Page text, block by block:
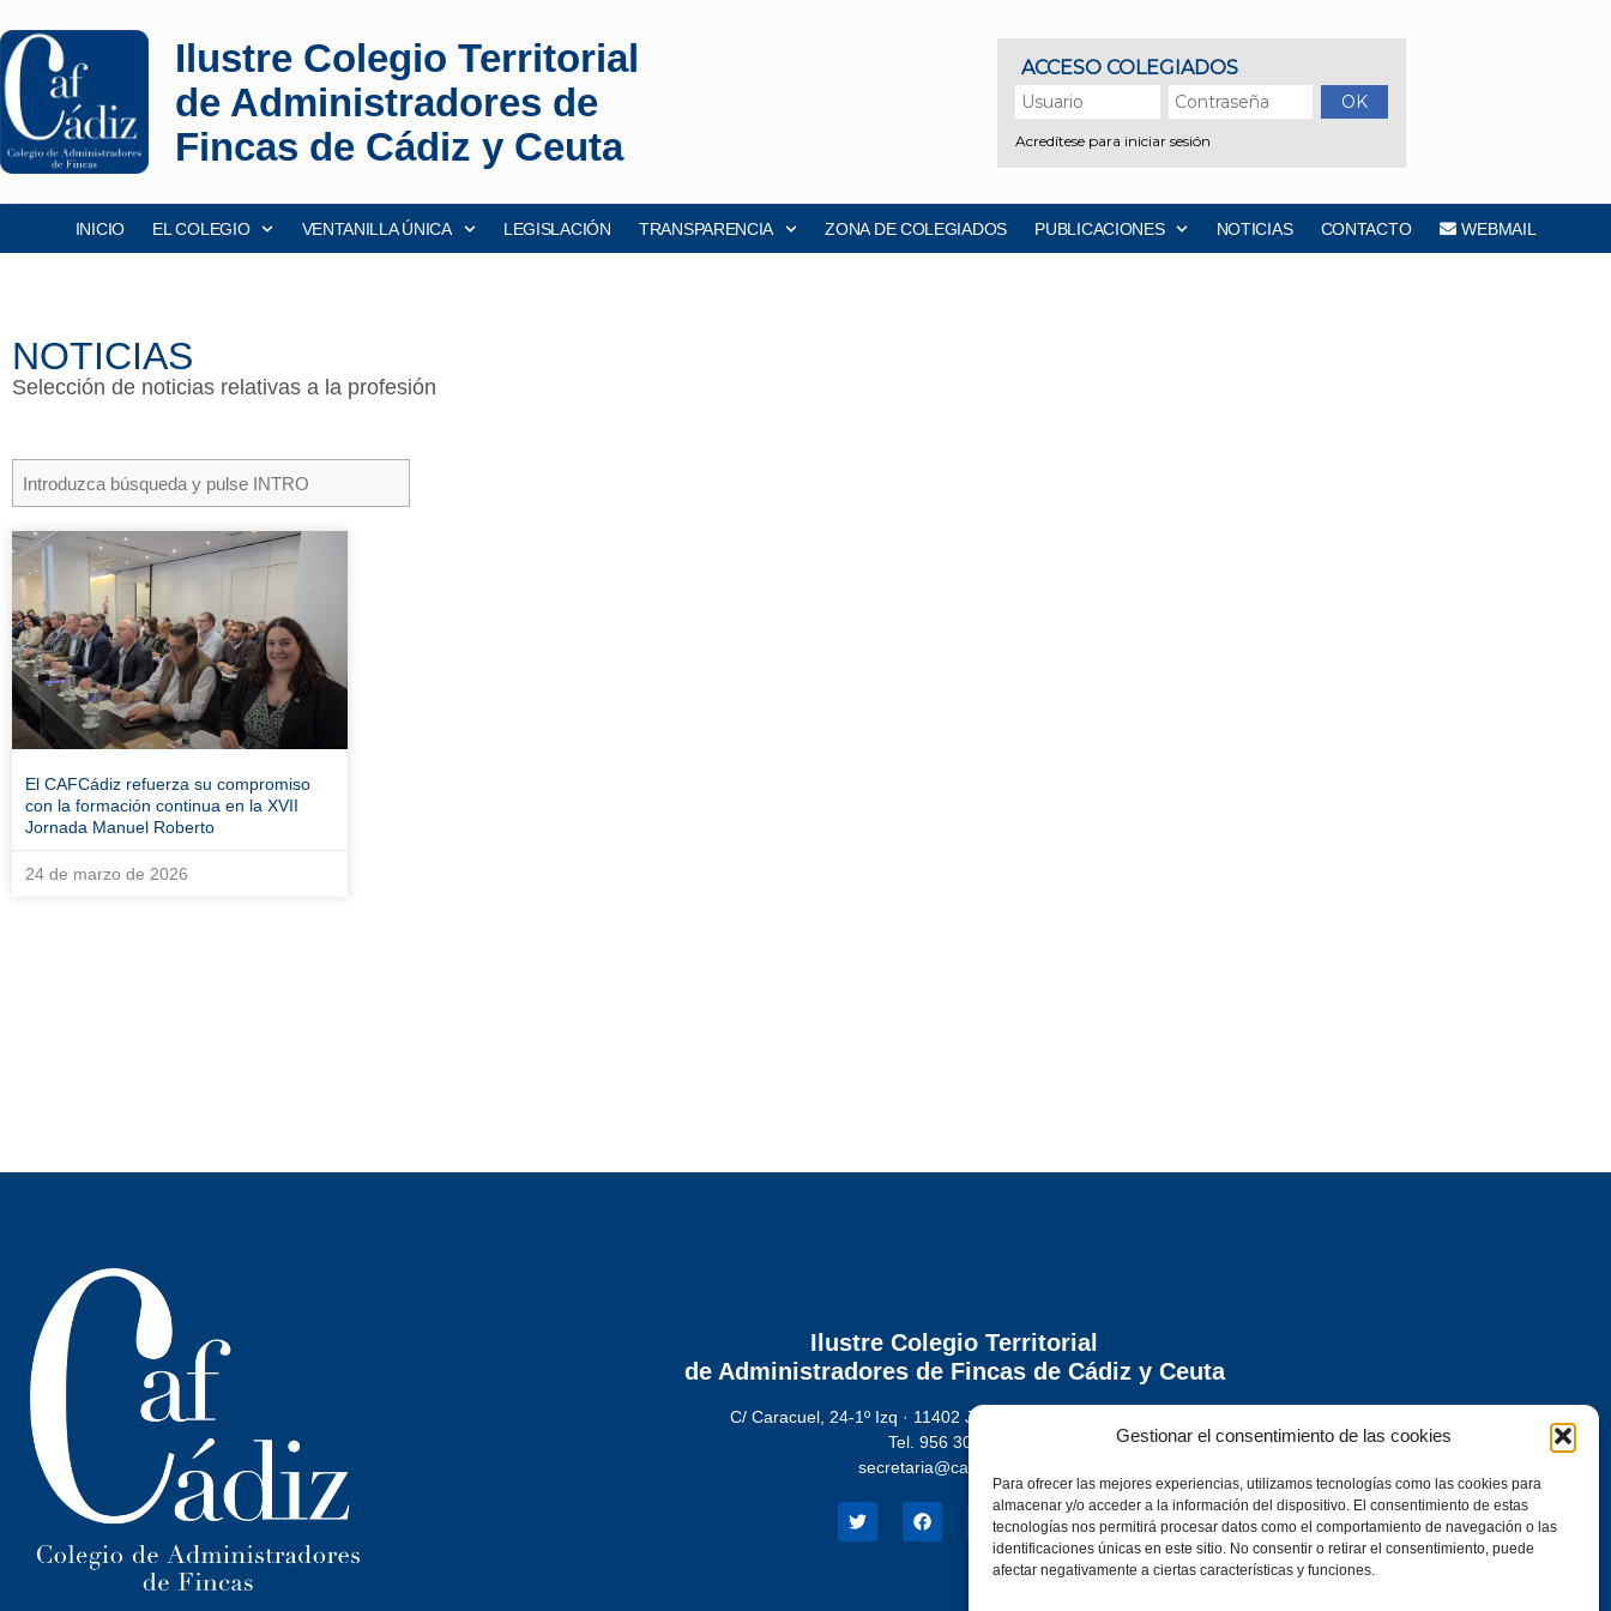
Gestionar el consentimiento de las cookies
Para ofrecer las mejores experiencias, utilizamos tecnologías como las cookies para
almacenar y/o acceder a la información del dispositivo. El consentimiento de estas
tecnologías nos permitirá procesar datos como el comportamiento de navegación o las
identificaciones únicas en este sitio. No consentir o retirar el consentimiento, puede
afectar negativamente a ciertas características y funciones.
Ilustre Colegio Territorial
de Administradores de
Fincas de Cádiz y Ceuta
INICIO EL COLEGIO VENTANILLA ÚNICA LEGISLACIÓN TRANSPARENCIA ZONA DE COLEGIADOS PUBLICACIONES NOTICIAS CONTACTO WEBMAIL
NOTICIAS
Selección de noticias relativas a la profesión
El CAFCádiz refuerza su compromiso
con la formación continua en la XVII
Jornada Manuel Roberto
24 de marzo de 2026
Ilustre Colegio Territorial
de Administradores de Fincas de Cádiz y Ceuta
C/ Caracuel, 24-1º Izq · 11402 Jerez de la Frontera (Cádiz)
Tel. 956 30 72 86
secretaria@cafcadiz.com